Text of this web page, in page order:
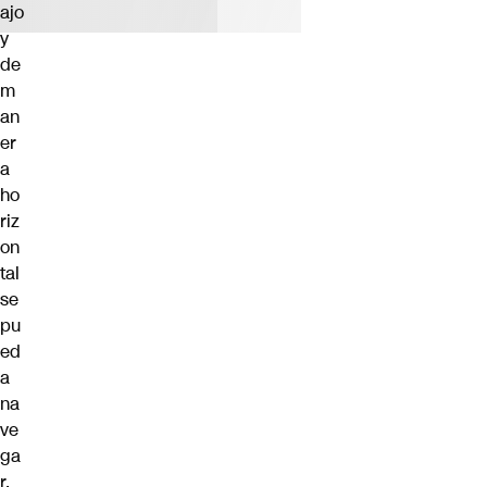
ajo
y
de
m
an
er
a
ho
riz
on
tal
se
pu
ed
a
na
ve
ga
r,